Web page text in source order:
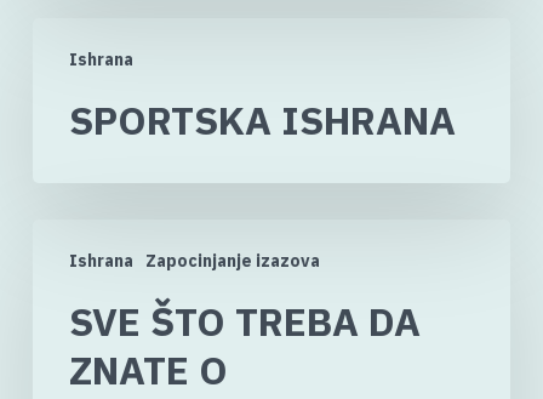
Ishrana
SPORTSKA ISHRANA
Ishrana Zapocinjanje izazova
SVE ŠTO TREBA DA
ZNATE O